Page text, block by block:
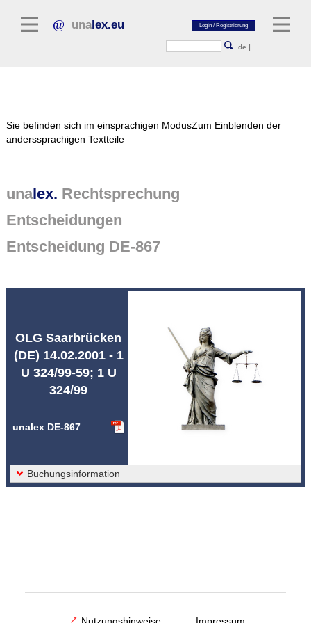
unalex.eu
de |
Normtexte
Rechtsprechung
Sie befinden sich im einsprachigen ModusZum Einblenden der
anderssprachigen Textteile
unalex. Rechtsprechung
Entscheidungen
Entscheidung DE-867
OLG Saarbrücken
(DE) 14.02.2001 - 1
U 324/99-59; 1 U
324/99
unalex DE-867
Buchungsinformation
Nutzungshinweise Impressum